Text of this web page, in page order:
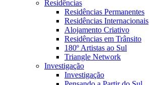
Residências
Residências Permanentes
Residências Internacionais
Alojamento Criativo
Residências em Trânsito
180º Artistas ao Sul
Triangle Network
Investigação
Investigação